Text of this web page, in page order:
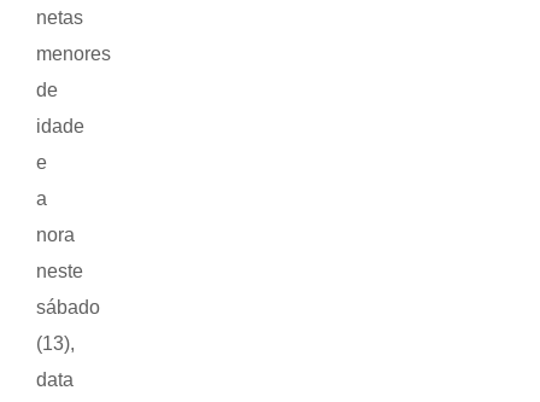
netas
menores
de
idade
e
a
nora
neste
sábado
(13),
data